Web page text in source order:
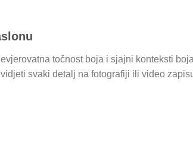
točnost boja i sjajni konteksti
svaki detalj na fotografiji ili video